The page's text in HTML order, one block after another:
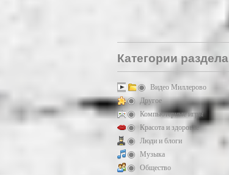
Категории раздела
Видео Миллерово
Другое
Компьютерные игры
Красота и здоровье
Люди и блоги
Музыка
Общество